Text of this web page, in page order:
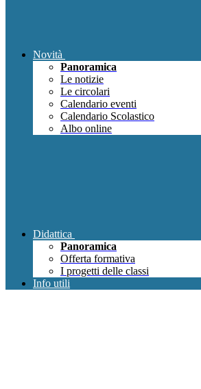
Novità
Panoramica
Le notizie
Le circolari
Calendario eventi
Calendario Scolastico
Albo online
Didattica
Panoramica
Offerta formativa
I progetti delle classi
Info utili